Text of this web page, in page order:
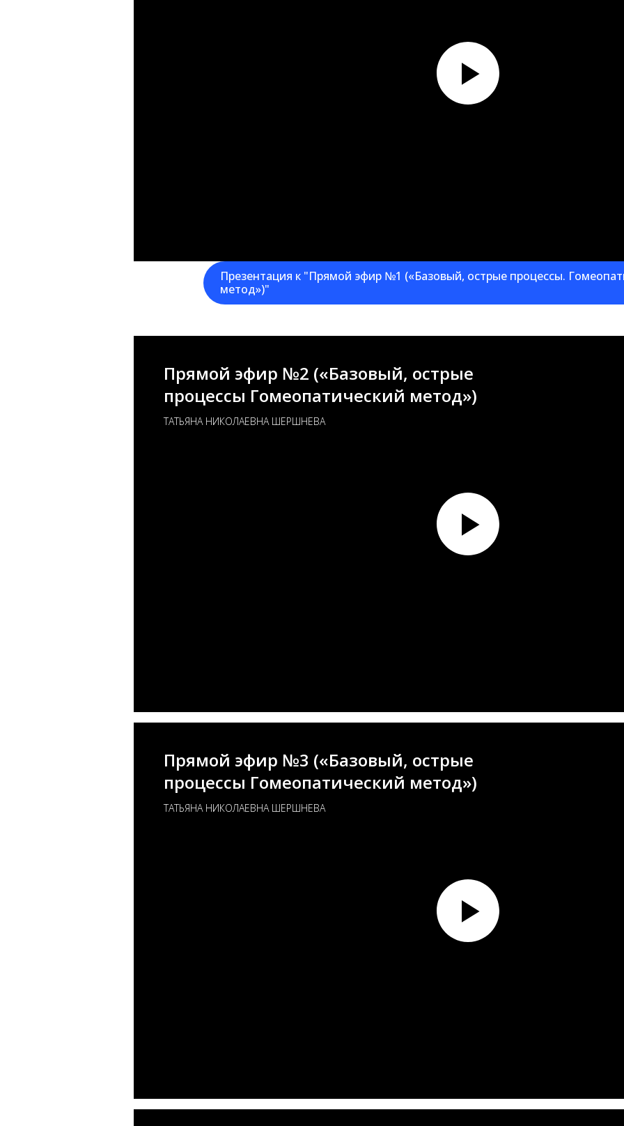
Презентация к "Прямой эфир №1 («Базовый, острые процессы.
метод»)"
Прямой эфир №2 («Базовый, острые
процессы Гомеопатический метод»)
ТАТЬЯНА НИКОЛАЕВНА ШЕРШНЕВА
Прямой эфир №3 («Базовый, острые
процессы Гомеопатический метод»)
ТАТЬЯНА НИКОЛАЕВНА ШЕРШНЕВА